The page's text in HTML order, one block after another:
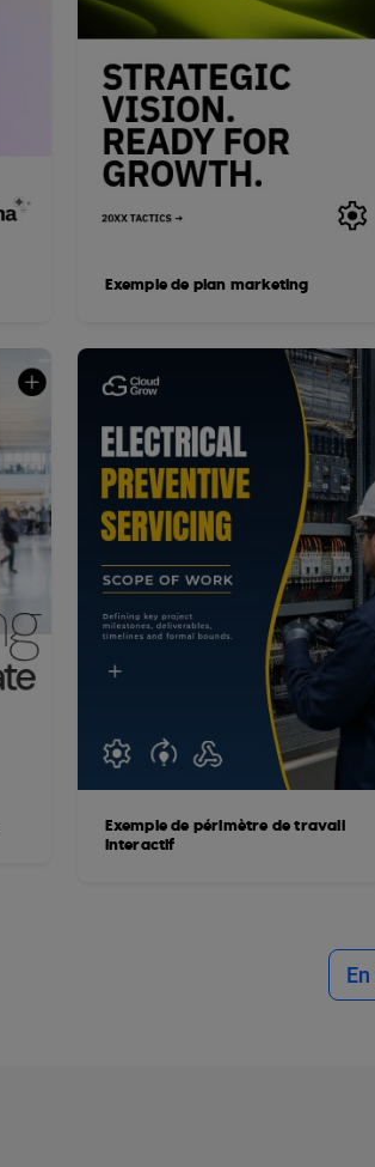
Exemple de plan marketing
Exemple de périmètre de travail
interactif